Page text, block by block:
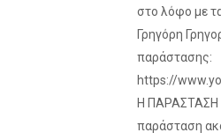
στο λόφο με
Γρηγόρη
παράστασης:
https://
Η
παράσταση